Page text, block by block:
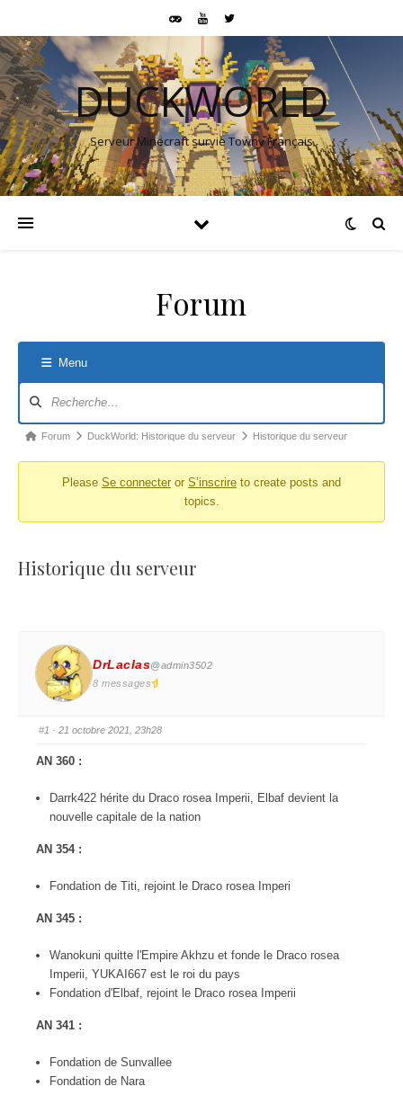
DUCKWORLD
Serveur Minecraft survie Towny Français
Forum
Menu
Forum DuckWorld: Historique du serveur Historique du serveur
Please Se connecter or S’inscrire to create posts and
topics.
Historique du serveur
DrLaclas@admin3502
8 messages
#1 · 21 octobre 2021, 23h28
AN 360 :
Darrk422 hérite du Draco rosea Imperii, Elbaf devient la
nouvelle capitale de la nation
AN 354 :
Fondation de Titi, rejoint le Draco rosea Imperi
AN 345 :
Wanokuni quitte l'Empire Akhzu et fonde le Draco rosea
Imperii, YUKAI667 est le roi du pays
Fondation d'Elbaf, rejoint le Draco rosea Imperii
AN 341 :
Fondation de Sunvallee
Fondation de Nara